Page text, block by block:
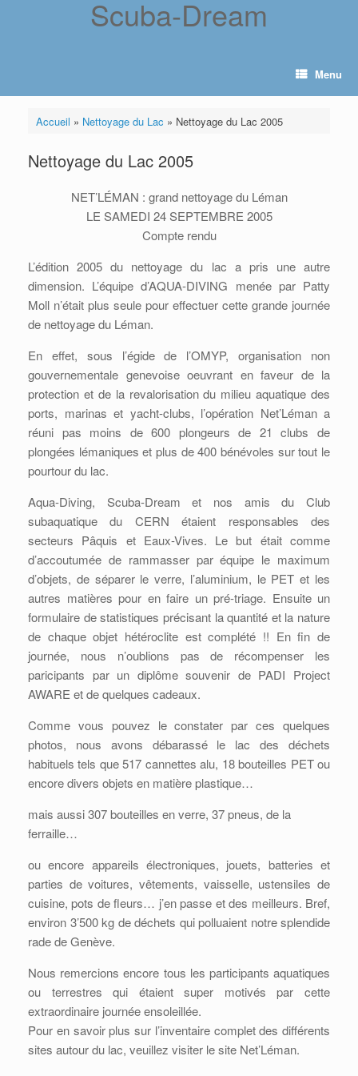
Scuba-Dream
Menu
Accueil » Nettoyage du Lac » Nettoyage du Lac 2005
Nettoyage du Lac 2005
NET’LÉMAN : grand nettoyage du Léman
LE SAMEDI 24 SEPTEMBRE 2005
Compte rendu
L’édition 2005 du nettoyage du lac a pris une autre
dimension. L’équipe d’AQUA-DIVING menée par Patty
Moll n’était plus seule pour effectuer cette grande journée
de nettoyage du Léman.
En effet, sous l’égide de l’OMYP, organisation non
gouvernementale genevoise oeuvrant en faveur de la
protection et de la revalorisation du milieu aquatique des
ports, marinas et yacht-clubs, l’opération Net’Léman a
réuni pas moins de 600 plongeurs de 21 clubs de
plongées lémaniques et plus de 400 bénévoles sur tout le
pourtour du lac.
Aqua-Diving, Scuba-Dream et nos amis du Club
subaquatique du CERN étaient responsables des
secteurs Pâquis et Eaux-Vives. Le but était comme
d’accoutumée de rammasser par équipe le maximum
d’objets, de séparer le verre, l’aluminium, le PET et les
autres matières pour en faire un pré-triage. Ensuite un
formulaire de statistiques précisant la quantité et la nature
de chaque objet hétéroclite est complété !! En fin de
journée, nous n’oublions pas de récompenser les
paricipants par un diplôme souvenir de PADI Project
AWARE et de quelques cadeaux.
Comme vous pouvez le constater par ces quelques
photos, nous avons débarassé le lac des déchets
habituels tels que 517 cannettes alu, 18 bouteilles PET ou
encore divers objets en matière plastique…
mais aussi 307 bouteilles en verre, 37 pneus, de la
ferraille…
ou encore appareils électroniques, jouets, batteries et
parties de voitures, vêtements, vaisselle, ustensiles de
cuisine, pots de fleurs… j’en passe et des meilleurs. Bref,
environ 3’500 kg de déchets qui polluaient notre splendide
rade de Genève.
Nous remercions encore tous les participants aquatiques
ou terrestres qui étaient super motivés par cette
extraordinaire journée ensoleillée.
Pour en savoir plus sur l’inventaire complet des différents
sites autour du lac, veuillez visiter le site Net’Léman.